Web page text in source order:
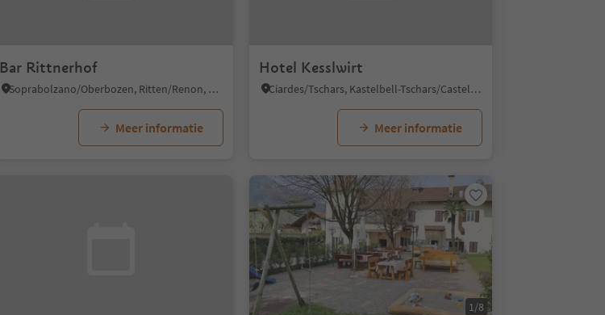
Bar Rittnerhof
Soprabolzano/Oberbozen, Ritten/Renon, Bolzano/Bozen and environs
Meer informatie
Hotel Kesslwirt
Ciardes/Tschars, Kastelbell-Tschars/Castelbello-Ciardes, Vinschgau/Val Venosta
Meer informatie
1/8